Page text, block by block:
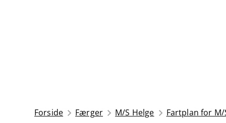
Forside Færger M/S Helge Fartplan for M/